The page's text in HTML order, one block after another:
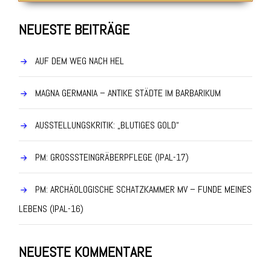
NEUESTE BEITRÄGE
AUF DEM WEG NACH HEL
MAGNA GERMANIA – ANTIKE STÄDTE IM BARBARIKUM
AUSSTELLUNGSKRITIK: „BLUTIGES GOLD“
PM: GROSSSTEINGRÄBERPFLEGE (IPAL-17)
PM: ARCHÄOLOGISCHE SCHATZKAMMER MV – FUNDE MEINES
LEBENS (IPAL-16)
NEUESTE KOMMENTARE